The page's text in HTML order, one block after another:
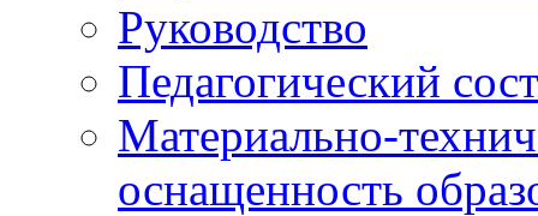
Руководство
Педагогический
Материально-
оснащенность